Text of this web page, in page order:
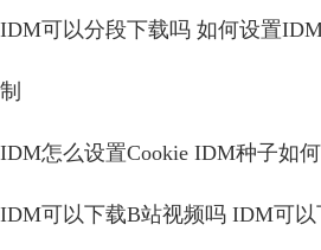
IDM可以分段下载吗 如何设置
制
IDM怎么设置Cookie IDM种子如
IDM可以下载B站视频吗 IDM可以